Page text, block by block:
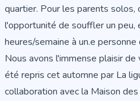
quartier. Pour les parents
l'opportunité de souffler un peu,
heures/semaine à un.e personne
​Nous avons l'immense plaisir
été repris cet automne par La
collaboration avec la Maison